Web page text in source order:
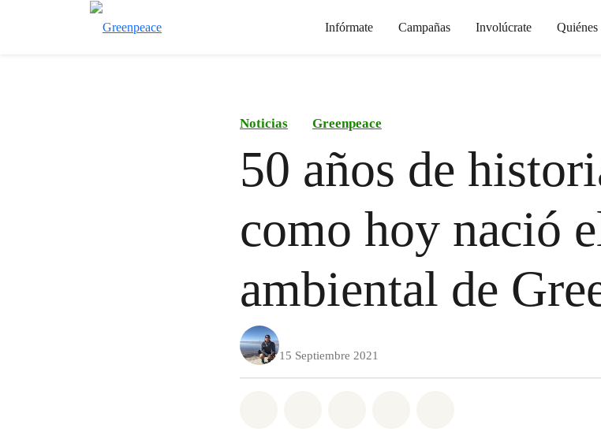
Infórmate Campañas Involúcrate Quiénes
Noticias Greenpeace
50 años de
como hoy nació
ambiental de
15 Septiembre 2021